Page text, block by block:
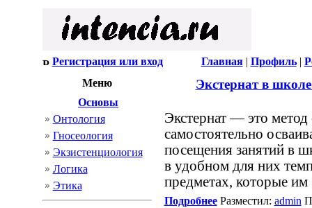
Регистрация или вход Главная| Профиль|
Меню
Основы
Онтология
Гносеология
Экзистенциология
Логика
Этика
Экстернат в
Экстернат — это
самостоятельно
посещения занятий в
в удобном для них
предметах, которые им
ПодробнееРазместил: admin